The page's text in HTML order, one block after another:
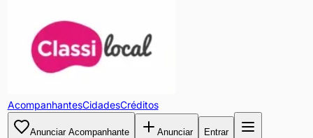
AcompanhantesCidadesCréditos
Anunciar Acompanhante Anunciar Entrar